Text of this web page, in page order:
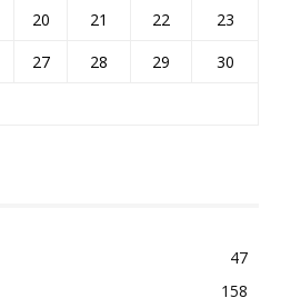
20 21 22
23
27 28 29
30
47
158